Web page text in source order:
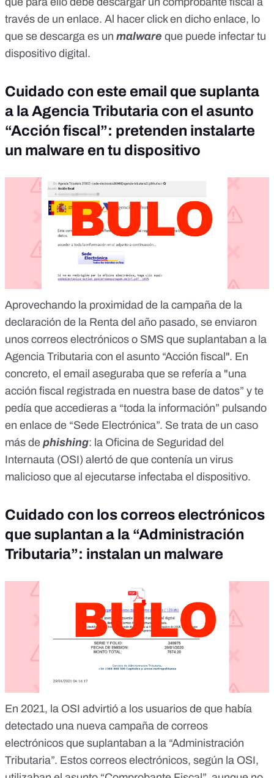
través de un enlace. Al hacer click en dicho enlace, lo
que se descarga es un malware que puede infectar tu
dispositivo digital.
Cuidado con este email que suplanta
a la Agencia Tributaria con el asunto
“Acción fiscal”: pretenden instalarte
un malware en tu dispositivo
Aprovechando la proximidad de la campaña de la
declaración de la Renta del año pasado, se enviaron
unos correos electrónicos o SMS que suplantaban a la
Agencia Tributaria con el asunto “Acción fiscal". En
concreto, el email aseguraba que se refería a "una
acción fiscal registrada en nuestra base de datos” y te
pedía que accedieras a “toda la información” pulsando
en enlace de “Sede Electrónica”. Se trata de un caso
más de phishing: la Oficina de Seguridad del
Internauta (OSI) alertó de que contenía un virus
malicioso que al ejecutarse infectaba el dispositivo.
Cuidado con los correos electrónicos
que suplantan a la “Administración
Tributaria”: instalan un malware
En 2021, la OSI advirtió a los usuarios de que había
detectado una nueva campaña de correos
electrónicos que suplantaban a la “Administración
Tributaria”. Estos correos electrónicos, según la OSI,